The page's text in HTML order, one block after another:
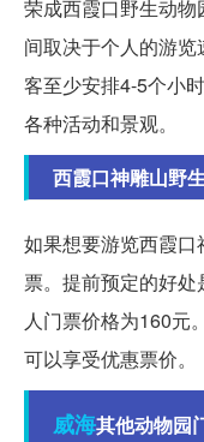
荣成西霞口野生动
间取决于个人的游
客至少安排4-5个小
各种活动和景观。
西霞口神雕山野
如果想要游览西霞
票。提前预定的好
人门票价格为160元
可以享受优惠票价。
威海其他动物园